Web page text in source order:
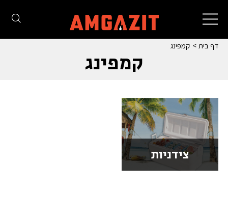
Toggle
navigation
דף בית קמפינג
קמפינג
צידניות